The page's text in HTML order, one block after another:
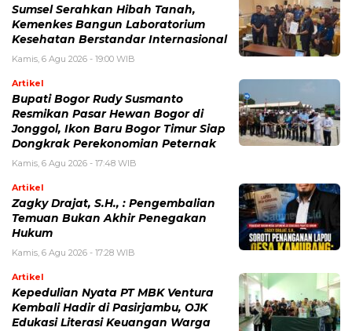
Sumsel Serahkan Hibah Tanah,
Kemenkes Bangun Laboratorium
Kesehatan Berstandar Internasional
Kamis, 6 Agu 2026 - 19:00 WIB
Artikel
Bupati Bogor Rudy Susmanto
Resmikan Pasar Hewan Bogor di
Jonggol, Ikon Baru Bogor Timur Siap
Dongkrak Perekonomian Peternak
Kamis, 6 Agu 2026 - 17:48 WIB
Artikel
Zagky Drajat, S.H., : Pengembalian
Temuan Bukan Akhir Penegakan
Hukum
Kamis, 6 Agu 2026 - 17:28 WIB
Artikel
Kepedulian Nyata PT MBK Ventura
Kembali Hadir di Pasirjambu, OJK
Edukasi Literasi Keuangan Warga